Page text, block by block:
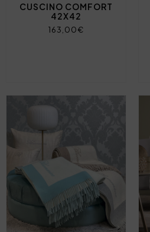
CUSCINO COMFORT
42X42
163,00€